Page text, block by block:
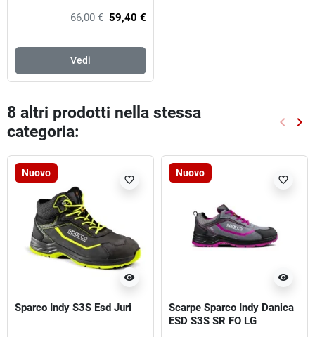
66,00 € 59,40 €
Vedi
8 altri prodotti nella stessa
categoria:
keyboard_arrow_left keyboard_arrow_right
Nuovo
visibility
favorite_border
Sparco Indy S3S Esd Juri
Nuovo
visibility
favorite_border
Scarpe Sparco Indy Danica
ESD S3S SR FO LG